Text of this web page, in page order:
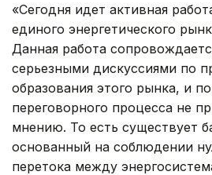
«Сегодня идет активная
единого энергетического
Данная работа
серьезными дискуссиями по
образования этого рынка, и
переговорного процесса не
мнению. То есть существует
основанный на соблюдении
перетока между